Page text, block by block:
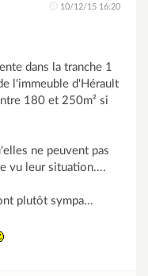
10/12/15 16:20
dans la tranche 1
l'immeuble d'Hérault
180 et 250m² si
ne peuvent pas
vu leur situation....
plutôt sympa...